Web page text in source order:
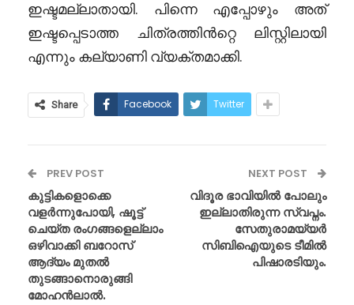
ഇഷ്ടമല്ലാതായി. പിന്നെ എപ്പോഴും അത്
ഇഷ്ടപ്പെടാത്ത ചിത്രത്തിൻറ്റെ ലിസ്റ്റിലായി
എന്നും കല്യാണി വ്യക്തമാക്കി.
Share Facebook Twitter
PREV POST
കുട്ടികളൊക്കെ
വളർന്നുപോയി, ഷൂട്ട്
ചെയ്ത രംഗങ്ങളെല്ലാം
ഒഴിവാക്കി ബറോസ്
ആദ്യം മുതൽ
തുടങ്ങാനൊരുങ്ങി
മോഹൻലാൽ.
NEXT POST
വിദൂര ഭാവിയിൽ പോലും
ഇല്ലാതിരുന്ന സ്വപ്നം.
സേതുരാമയ്യർ
സിബിഐയുടെ ടീമിൽ
പിഷാരടിയും.